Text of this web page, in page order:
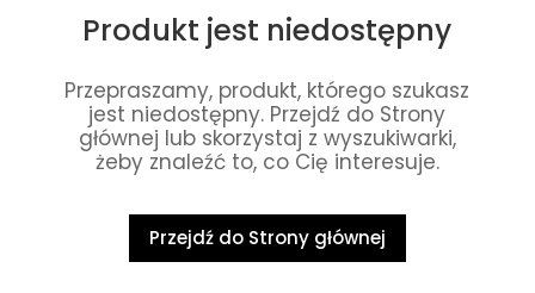
Produkt jest niedostępny
Przepraszamy, produkt, którego szukasz
jest niedostępny. Przejdź do Strony
głównej lub skorzystaj z wyszukiwarki,
żeby znaleźć to, co Cię interesuje.
Przejdź do Strony głównej